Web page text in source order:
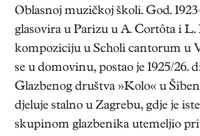
Oblasnoj muzičkoj školi. God.
glasovira u Parizu u A. Cortôta i L.
kompoziciju u Scholi cantorum u
se u domovinu, postao je 1925/26.
Glazbenog društva »Kolo« u
djeluje stalno u Zagrebu, gdje je
skupinom glazbenika utemeljio